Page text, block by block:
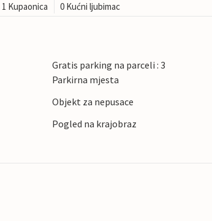
1 Kupaonica 0 Kućni ljubimac
Gratis parking na parceli : 3
Parkirna mjesta
Objekt za nepusace
Pogled na krajobraz